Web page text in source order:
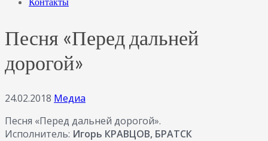
Песня «Перед дальней
дорогой»
24.02.2018 Медиа
Песня «Перед дальней дорогой».
Исполнитель: Игорь КРАВЦОВ, БРАТСК